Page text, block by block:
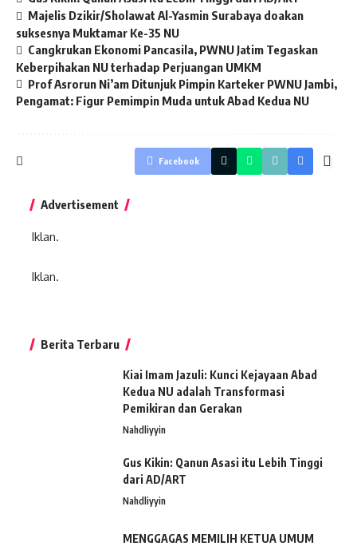
Majelis Dzikir/Sholawat Al-Yasmin Surabaya doakan
suksesnya Muktamar Ke-35 NU
Cangkrukan Ekonomi Pancasila, PWNU Jatim Tegaskan
Keberpihakan NU terhadap Perjuangan UMKM
Prof Asrorun Ni’am Ditunjuk Pimpin Karteker PWNU Jambi,
Pengamat: Figur Pemimpin Muda untuk Abad Kedua NU
Facebook
Advertisement
Iklan.
Iklan.
Berita Terbaru
Kiai Imam Jazuli: Kunci Kejayaan Abad
Kedua NU adalah Transformasi
Pemikiran dan Gerakan
Nahdliyyin
Gus Kikin: Qanun Asasi itu Lebih Tinggi
dari AD/ART
Nahdliyyin
MENGGAGAS MEMILIH KETUA UMUM